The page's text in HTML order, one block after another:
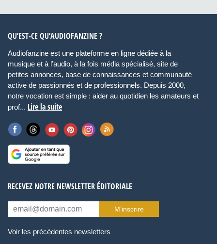
QU’EST-CE QU’AUDIOFANZINE ?
Audiofanzine est une plateforme en ligne dédiée à la
musique et à l’audio, à la fois média spécialisé, site de
petites annonces, base de connaissances et communauté
active de passionnés et de professionnels. Depuis 2000,
notre vocation est simple : aider au quotidien les amateurs et
prof... Lire la suite
RECEVEZ NOTRE NEWSLETTER ÉDITORIALE
M’inscrire
Voir les précédentes newsletters